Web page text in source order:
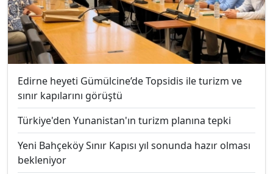
Edirne heyeti Gümülcine’de Topsidis ile turizm ve
sınır kapılarını görüştü
Türkiye'den Yunanistan'ın turizm planına tepki
Yeni Bahçeköy Sınır Kapısı yıl sonunda hazır olması
bekleniyor